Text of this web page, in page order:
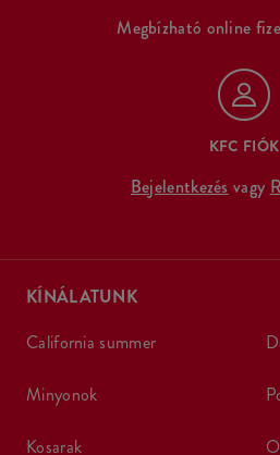
Megbízható online
KFC FIÓK
Bejelentkezés vagy
KÍNÁLATUNK
california summer
minyonok
kosarak